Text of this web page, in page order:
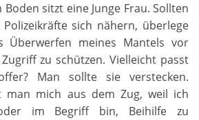
sitzt eine Junge Frau. Sollten
sich nähern, überlege
Überwerfen meines Mantels vor
zu schützen. Vielleicht passt
Man sollte sie verstecken.
man mich aus dem Zug, weil ich
im Begriff bin, Beihilfe zu